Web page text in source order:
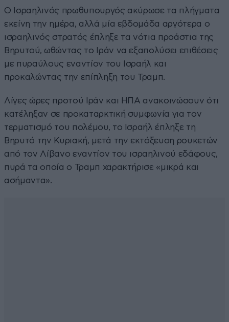
Ο Ισραηλινός πρωθυπουργός ακύρωσε τα πλήγματα
εκείνη την ημέρα, αλλά μία εβδομάδα αργότερα ο
ισραηλινός στρατός έπληξε τα νότια προάστια της
Βηρυτού, ωθώντας το Ιράν να εξαπολύσει επιθέσεις
με πυραύλους εναντίον του Ισραήλ και
προκαλώντας την επίπληξη του Τραμπ.
Λίγες ώρες προτού Ιράν και ΗΠΑ ανακοινώσουν ότι
κατέληξαν σε προκαταρκτική συμφωνία για τον
τερματισμό του πολέμου, το Ισραήλ έπληξε τη
Βηρυτό την Κυριακή, μετά την εκτόξευση ρουκετών
από τον Λίβανο εναντίον του ισραηλινού εδάφους,
πυρά τα οποία ο Τραμπ χαρακτήρισε «μικρά και
ασήμαντα».